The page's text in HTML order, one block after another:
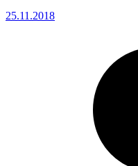
25.11.2018